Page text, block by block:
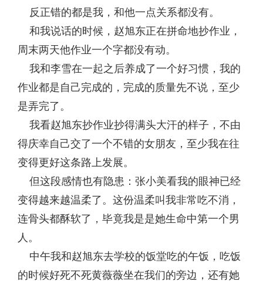
反正错的都是我，和他一点关系都没有。
和我说话的时候，赵旭东正在拼命地抄作业，
周末两天他作业一个字都没有动。
我和李雪在一起之后养成了一个好习惯，我的
作业都是自己完成的，完成的质量先不说，至少
是弄完了。
我看赵旭东抄作业抄得满头大汗的样子，不由
得庆幸自己交了一个不错的女朋友，至少我在往
变得更好这条路上发展。
但这段感情也有隐患：张小美看我的眼神已经
变得越来越温柔了。这份温柔叫我非常吃不消，
连骨头都酥软了，毕竟我是是她生命中第一个男
人。
中午我和赵旭东去学校的饭堂吃的午饭，吃饭
的时候好死不死黄薇薇坐在我们的旁边，还有她